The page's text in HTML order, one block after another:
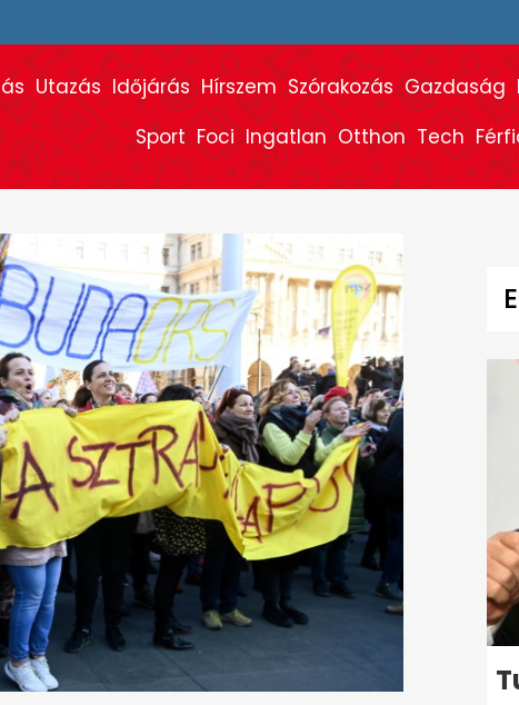
Utazás Időjárás Hírszem Szórakozás Gazdaság
Sport Foci Ingatlan Otthon Tech